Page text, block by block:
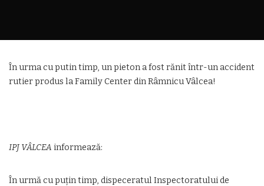
În urma cu putin timp, un pieton a fost rănit într-un accident
rutier produs la Family Center din Râmnicu Vâlcea!
IPJ VÂLCEA informează:
În urmă cu puțin timp, dispeceratul Inspectoratului de